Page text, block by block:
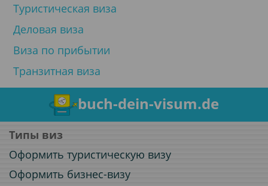
Туристическая виза
Деловая виза
Виза по прибытии
Транзитная виза
buch-dein-visum.de
Типы виз
Оформить туристическую визу
Оформить бизнес-визу